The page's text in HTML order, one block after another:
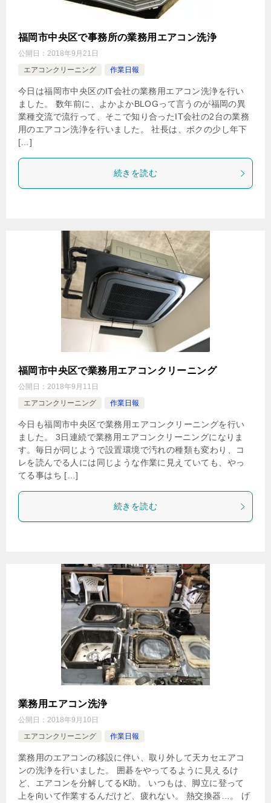
福岡市中央区で事務所の業務用エアコン洗浄
公開日： 2018年9月21日
エアコンクリーニング
作業日報
今日は福岡市中央区のIT会社の業務用エアコン洗浄を行い
ました。 数年前に、よかよかBLOGって言うのが福岡の異
業種交流で流行って、そこで知り合ったIT会社の2台の業務
用のエアコン洗浄を行いました。 社長は、ボクの少し年下
[…]
続きを読む
福岡市中央区で業務用エアコンクリーニング
公開日： 2018年9月11日
エアコンクリーニング
作業日報
今日も福岡市中央区で業務用エアコンクリーニングを行い
ました。 3日連続で業務用エアコンクリーニングになりま
す。毎日が同じようで設置環境で汚れの種類も変わり、コ
レを読んでる人には同じような作業に見えていても、やっ
てる事はち […]
続きを読む
業務用エアコン洗浄
公開日： 2018年9月10日
エアコンクリーニング
作業日報
業務用のエアコンの移設に伴い、取り外して天カセエアコ
ンの洗浄を行いました。 囲碁をやってるように見えるけ
ど、エアコンを分解してるK助。 いつもは、脚立に登って
上を向いて作業するんだけど、疲れない。 熱交換器…。 げ